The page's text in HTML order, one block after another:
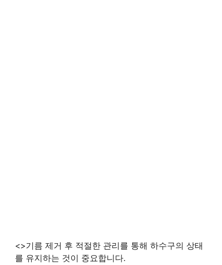
<>기름 제거 후 적절한 관리를 통해 하수구의 상태
를 유지하는 것이 중요합니다.